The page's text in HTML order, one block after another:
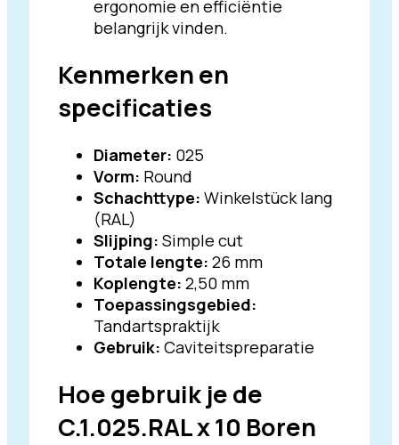
ergonomie en efficiëntie
belangrijk vinden.
Kenmerken en
specificaties
Diameter: 025
Vorm: Round
Schachttype: Winkelstück lang
(RAL)
Slijping: Simple cut
Totale lengte: 26 mm
Koplengte: 2,50 mm
Toepassingsgebied:
Tandartspraktijk
Gebruik: Caviteitspreparatie
Hoe gebruik je de
C.1.025.RAL x 10 Boren